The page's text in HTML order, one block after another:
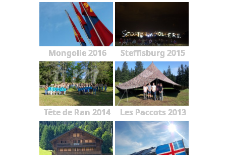
Mongolie 2016 Steffisburg 2015
Tête de Ran 2014 Les Paccots 2013